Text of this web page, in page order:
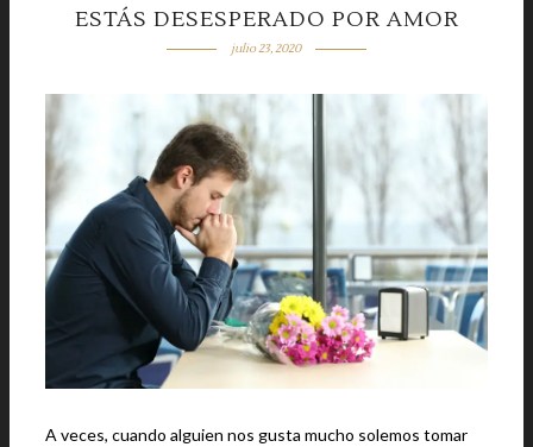
ESTÁS DESESPERADO POR AMOR
julio 23, 2020
A veces, cuando alguien nos gusta mucho solemos tomar